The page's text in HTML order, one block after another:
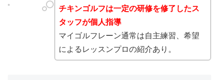
チキンゴルフは一定の研修を修了したス
タッフが個人指導
マイゴルフレーン通常は自主練習、希望
によるレッスンプロの紹介あり。